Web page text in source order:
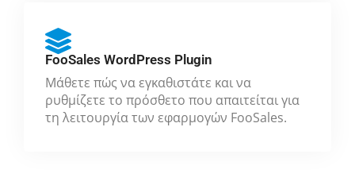
FooSales WordPress Plugin
Μάθετε πώς να εγκαθιστάτε και να
ρυθμίζετε το πρόσθετο που απαιτείται για
τη λειτουργία των εφαρμογών FooSales.